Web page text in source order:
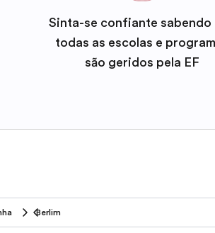
Sinta-se confiante sabendo
todas as escolas e
são geridos pela EF
Berlim